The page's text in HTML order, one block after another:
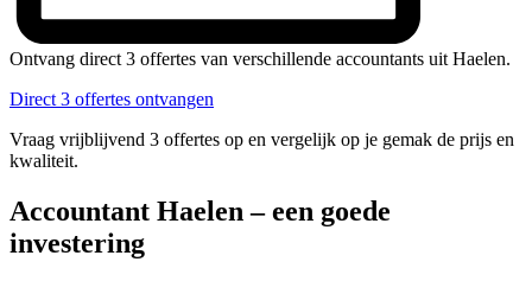
Ontvang direct 3 offertes van verschillende accountants uit Haelen.
Direct 3 offertes ontvangen
Vraag vrijblijvend 3 offertes op en vergelijk op je gemak de prijs en
kwaliteit.
Accountant Haelen – een goede
investering